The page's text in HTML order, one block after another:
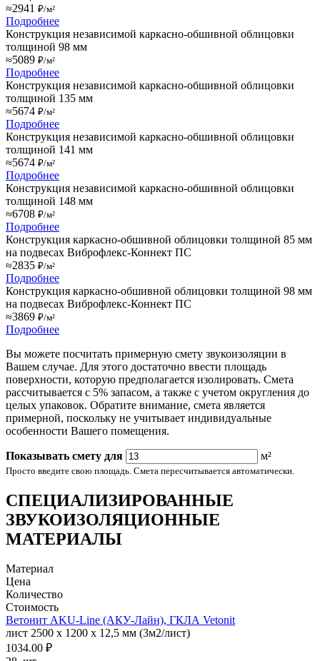
≈2941 ₽/м²
Подробнее
Конструкция независимой каркасно-обшивной облицовки
толщиной 98 мм
≈5089 ₽/м²
Подробнее
Конструкция независимой каркасно-обшивной облицовки
толщиной 135 мм
≈5674 ₽/м²
Подробнее
Конструкция независимой каркасно-обшивной облицовки
толщиной 141 мм
≈5674 ₽/м²
Подробнее
Конструкция независимой каркасно-обшивной облицовки
толщиной 148 мм
≈6708 ₽/м²
Подробнее
Конструкция каркасно-обшивной облицовки толщиной 85 мм
на подвесах Виброфлекс-Коннект ПС
≈2835 ₽/м²
Подробнее
Конструкция каркасно-обшивной облицовки толщиной 98 мм
на подвесах Виброфлекс-Коннект ПС
≈3869 ₽/м²
Подробнее
Вы можете посчитать примерную смету звукоизоляции в
Вашем случае. Для этого достаточно ввести площадь
поверхности, которую предполагается изолировать. Смета
рассчитывается с 5% запасом, а также с учетом округления до
целых упаковок. Обратите внимание, смета является
примерной, поскольку не учитывает индивидуальные
особенности Вашего помещения.
Показывать смету для м²
Просто введите свою площадь. Смета пересчитывается автоматически.
СПЕЦИАЛИЗИРОВАННЫЕ
ЗВУКОИЗОЛЯЦИОННЫЕ
МАТЕРИАЛЫ
Материал
Цена
Количество
Стоимость
Ветонит AKU-Line (AКУ-Лайн), ГКЛА Vetonit
лист 2500 х 1200 х 12,5 мм (3м2/лист)
1034.00 ₽